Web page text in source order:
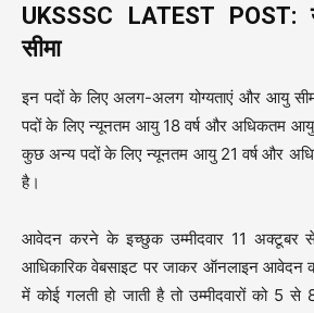
UKSSSC LATEST
सीमा
इन पदों के लिए अलग-अलग योग्यताएं और आयु
पदों के लिए न्यूनतम आयु 18 वर्ष और अधिकतम
कुछ अन्य पदों के लिए न्यूनतम आयु 21 वर्ष और
है।
आवेदन करने के इच्छुक उम्मीदवार 11 अक्टूबर
आधिकारिक वेबसाइट पर जाकर ऑनलाइन
में कोई गलती हो जाती है तो उम्मीदवारों को